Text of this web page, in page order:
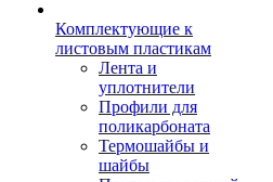
Комплектующие к
листовым пластикам
Лента и
уплотнители
Профили для
поликарбоната
Термошайбы и
шайбы